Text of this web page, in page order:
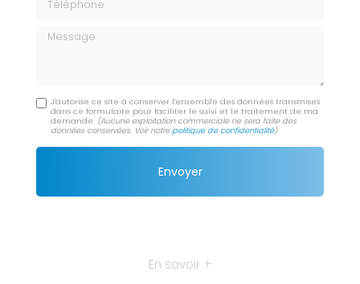
Message
J'autorise ce site à conserver l'ensemble des données transmises
dans ce formulaire pour faciliter le suivi et le traitement de ma
demande. (Aucune exploitation commerciale ne sera faite des
données conservées. Voir notrepolitique de confidentialité)
En savoir +